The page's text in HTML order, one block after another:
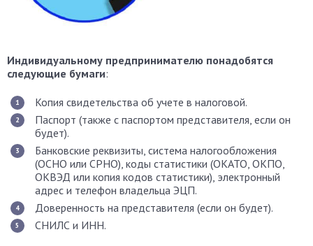
Индивидуальному предпринимателю понадобятся
следующие бумаги:
Копия свидетельства об учете в налоговой.
Паспорт (также с паспортом представителя, если он
будет).
Банковские реквизиты, система налогообложения
(ОСНО или СРНО), коды статистики (ОКАТО, ОКПО,
ОКВЭД или копия кодов статистики), электронный
адрес и телефон владельца ЭЦП.
Доверенность на представителя (если он будет).
СНИЛС и ИНН.